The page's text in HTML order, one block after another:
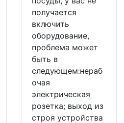
получается
включить
оборудование,
проблема может
быть в
следующем:нераб
очая
электрическая
розетка; выход из
строя устройства